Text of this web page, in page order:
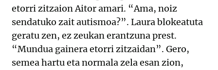
etorri zitzaion Aitor amari. “Ama, noiz
sendatuko zait autismoa?”. Laura blokeatuta
geratu zen, ez zeukan erantzuna prest.
“Mundua gainera etorri zitzaidan”. Gero,
semea hartu eta normala zela esan zion,